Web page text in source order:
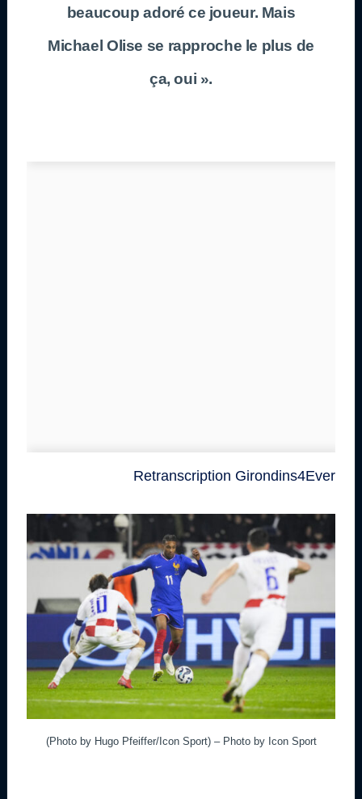
beaucoup adoré ce joueur. Mais
Michael Olise se rapproche le plus de
ça, oui ».
Retranscription Girondins4Ever
(Photo by Hugo Pfeiffer/Icon Sport) – Photo by Icon Sport